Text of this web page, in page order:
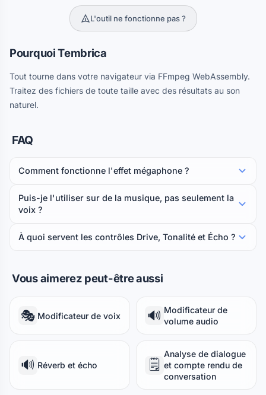
L'outil ne fonctionne pas ?
Pourquoi Tembrica
Tout tourne dans votre navigateur via FFmpeg WebAssembly.
Traitez des fichiers de toute taille avec des résultats au son
naturel.
FAQ
Comment fonctionne l'effet mégaphone ?
Puis-je l'utiliser sur de la musique, pas seulement la
voix ?
À quoi servent les contrôles Drive, Tonalité et Écho ?
Vous aimerez peut-être aussi
🎭 Modificateur de voix 🔊 Modificateur de
volume audio
🔊 Réverb et écho 🗒️
Analyse de dialogue
et compte rendu de
conversation